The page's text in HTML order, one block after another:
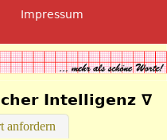
Impressum
Intelligenz ∇
anfordern